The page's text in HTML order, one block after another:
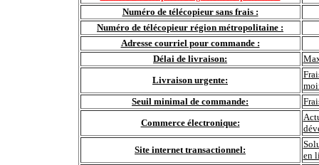
Numéro de télécopieur sans frais :
Numéro de télécopieur région métropolitaine :
Adresse courriel pour commande :
Délai de livraison:
Livraison urgente:
Seuil minimal de commande:
Commerce électronique:
Site internet transactionnel:
en